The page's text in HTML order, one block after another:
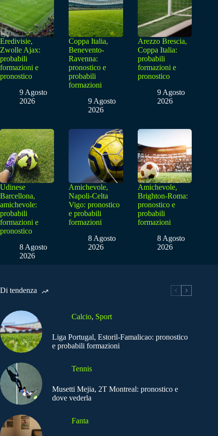
Eredivisie,
Zwolle Ajax:
probabili
formazioni e
pronostico
9 Agosto
2026
Coppa Italia,
Benevento-
Ravenna:
pronostico e
probabili
formazioni
9 Agosto
2026
Arezzo Brescia,
Coppa Italia:
probabili
formazioni e
pronostico
9 Agosto
2026
Udinese
Barcellona,
amichevole:
probabili
formazioni e
pronostico
8 Agosto
2026
Amichevole,
Napoli-Celta
Vigo: pronostico
e probabili
formazioni
8 Agosto
2026
Amichevole,
Brighton-Roma:
pronostico e
probabili
formazioni
8 Agosto
2026
Di tendenza
Calcio, Sport
Liga Portugal, Estoril-Famalicao: pronostico
e probabili formazioni
Tennis
Musetti Mejia, 2T Montreal: pronostico e
dove vederla
Fanta